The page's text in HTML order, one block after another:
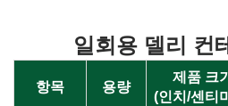
일회용 델리 컨
항목 용량
제품 크기
(인치/센티